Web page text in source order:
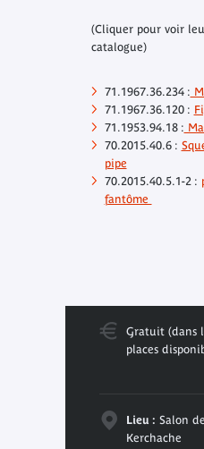
(Cliquer pour voir
catalogue)
71.1967.36.234 :
71.1967.36.120 :
71.1953.94.18 :
70.2015.40.6 :
pipe
70.2015.40.5.1-2 :
fantôme
Gratuit (dans
places
Lieu : Salon
Kerchache